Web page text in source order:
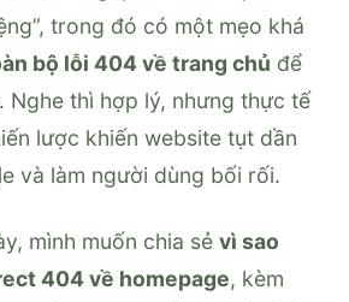
trong đó có một mẹo khá
bộ lỗi 404 về trang chủ để
Nghe thì hợp lý, nhưng thực tế
lược khiến website tụt dần
và làm người dùng bối rối.
mình muốn chia sẻ vì sao
404 về homepage, kèm